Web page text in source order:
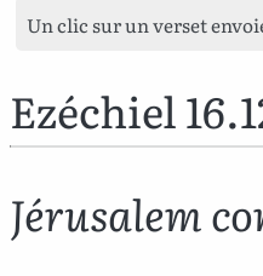
Un clic sur un verset
Ezéchiel
Jérusalem